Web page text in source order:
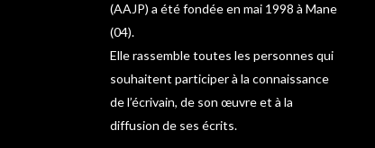
(AAJP) a été fondée en mai 1998 à Mane
(04).
Elle rassemble toutes les personnes qui
souhaitent participer à la connaissance
de l’écrivain, de son œuvre et à la
diffusion de ses écrits.